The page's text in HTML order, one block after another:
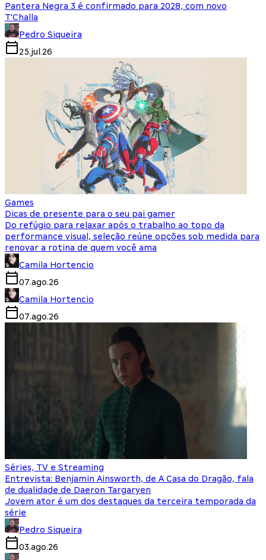
Pantera Negra 3 é confirmado para 2028, com novo
T'Challa
Pedro Siqueira
25.jul.26
Games
Dicas de presente para o seu pai gamer
Do refúgio para relaxar após o trabalho ao topo da
performance visual, seleção reúne opções sob medida para
renovar a rotina de quem você ama
Camila Hortencio
07.ago.26
Camila Hortencio
07.ago.26
Séries, TV e Streaming
Entrevista: Benjamin Ainsworth, de A Casa do Dragão, fala
de dualidade de Daeron Targaryen
Jovem ator é um dos destaques da terceira temporada da
série
Pedro Siqueira
03.ago.26